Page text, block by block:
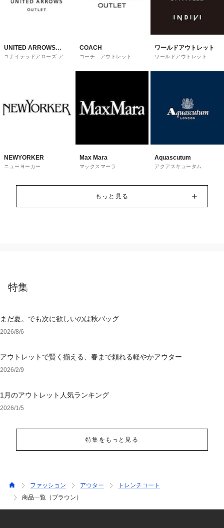
UNITED ARROWS
OUTLET
ユナイテッドアローズ アウ
COACH
コーチ アウトレット
ワールドアウトレット
ワールドアウトレット
NEWYORKER
ニューヨーカー
Max Mara
マックスマーラ
Aquascutum
アクアスキュータム
もっと見る
特集
まだ夏。でも次に欲しいのは秋バッグ
2026/8/6
アウトレットで賢く揃える、春まで頼れる軽やかアウター
2026/2/9
1月のアウトレット人気ランキング
2026/1/5
特集をもっと見る
ファッション アウター
トレンチコート
商品一覧（ブラウン）